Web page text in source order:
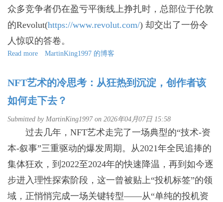
动
门
禁
众多竞争者仍在盈亏平衡线上挣扎时，总部位于伦敦
的Revolut(https://www.revolut.com/) 却交出了一份令
人惊叹的答卷。
Read more about
为
洲
赚
钱
的
新
银
MartinKing1997 的博客
NFT艺术的冷思考：从狂热到沉淀，创作者该
如何走下去？
Submitted by MartinKing1997on 2026年04月07日 15:58
过去几年，NFT艺术走完了一场典型的“技术-资
本-叙事”三重驱动的爆发周期。从2021年全民追捧的
集体狂欢，到2022至2024年的快速降温，再到如今逐
步进入理性探索阶段，这一曾被贴上“投机标签”的领
域，正悄悄完成一场关键转型——从“单纯的投机资